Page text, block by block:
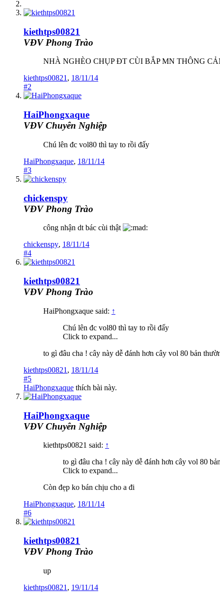
kiethtps00821
VĐV Phong Trào
NHÀ NGHÈO CHỤP ĐT CÙI BẮP MN THÔNG
kiethtps00821, 18/11/14
#2
HaiPhongxaque
VĐV Chuyên Nghiệp
Chú lên đc vol80 thì tay to rồi đấy
HaiPhongxaque, 18/11/14
#3
chickenspy
VĐV Phong Trào
công nhận dt bác cùi thật
chickenspy, 18/11/14
#4
kiethtps00821
VĐV Phong Trào
HaiPhongxaque said: ↑
Chú lên đc vol80 thì tay to rồi đấy
Click to expand...
to gì đâu cha ! cây này dễ đánh hơn cây vol 80 bản
kiethtps00821 , 18/11/14
#5
HaiPhongxaque thích bài này.
HaiPhongxaque
VĐV Chuyên Nghiệp
kiethtps00821 said: ↑
to gì đâu cha ! cây này dễ đánh hơn cây vol 80
Click to expand...
Còn đẹp ko bán chịu cho a đi
HaiPhongxaque, 18/11/14
#6
kiethtps00821
VĐV Phong Trào
up
kiethtps00821 , 19/11/14